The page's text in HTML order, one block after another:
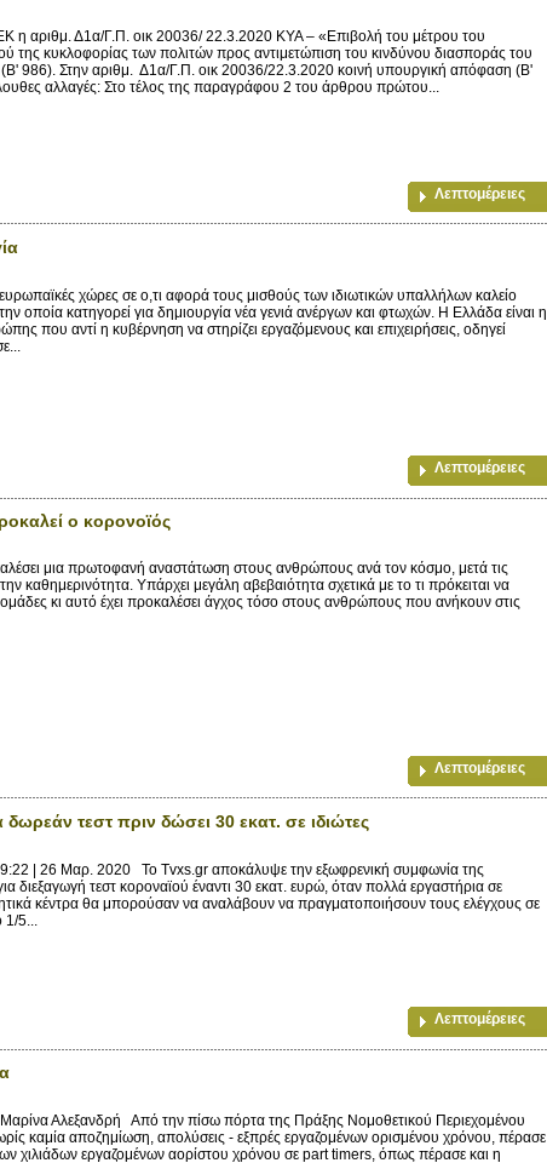
αριθμ. Δ1α/Γ.Π. οικ 20036/ 22.3.2020 ΚΥΑ – «Επιβολή του μέτρου του
της κυκλοφορίας των πολιτών προς αντιμετώπιση του κινδύνου διασποράς του
986). Στην αριθμ. Δ1α/Γ.Π. οικ 20036/22.3.2020 κοινή υπουργική απόφαση (Β'
αλλαγές: Στο τέλος της παραγράφου 2 του άρθρου πρώτου...
Λεπτομέρειες
χώρες σε ο,τι αφορά τους μισθούς των ιδιωτικών υπαλλήλων καλείο
οποία κατηγορεί για δημιουργία νέα γενιά ανέργων και φτωχών. Η Ελλάδα είναι η
που αντί η κυβέρνηση να στηρίζει εργαζόμενους και επιχειρήσεις, οδηγεί
Λεπτομέρειες
ο κορονοϊός
μια πρωτοφανή αναστάτωση στους ανθρώπους ανά τον κόσμο, μετά τις
καθημερινότητα. Υπάρχει μεγάλη αβεβαιότητα σχετικά με το τι πρόκειται να
κι αυτό έχει προκαλέσει άγχος τόσο στους ανθρώπους που ανήκουν στις
Λεπτομέρειες
τεστ πριν δώσει 30 εκατ. σε ιδιώτες
| 26 Μαρ. 2020 Το Tvxs.gr αποκάλυψε την εξωφρενική συμφωνία της
διεξαγωγή τεστ κοροναϊού έναντι 30 εκατ. ευρώ, όταν πολλά εργαστήρια σε
κέντρα θα μπορούσαν να αναλάβουν να πραγματοποιήσουν τους ελέγχους σε
1/5...
Λεπτομέρειες
Αλεξανδρή Από την πίσω πόρτα της Πράξης Νομοθετικού Περιεχομένου
καμία αποζημίωση, απολύσεις - εξπρές εργαζομένων ορισμένου χρόνου, πέρασε
χιλιάδων εργαζομένων αορίστου χρόνου σε part timers, όπως πέρασε και η